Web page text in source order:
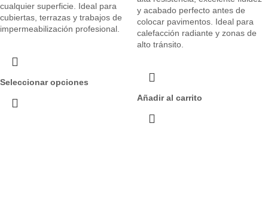
cualquier superficie. Ideal para
cubiertas, terrazas y trabajos de
impermeabilización profesional.
Seleccionar opciones
y acabado perfecto antes de
colocar pavimentos. Ideal para
calefacción radiante y zonas de
alto tránsito.
Añadir al carrito